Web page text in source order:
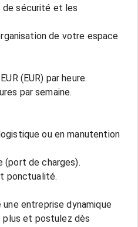
de sécurité et les
de votre espace
(EUR) par heure.
par semaine.
ou en manutention
(port de charges).
ponctualité.
entreprise dynamique
plus et postulez dès